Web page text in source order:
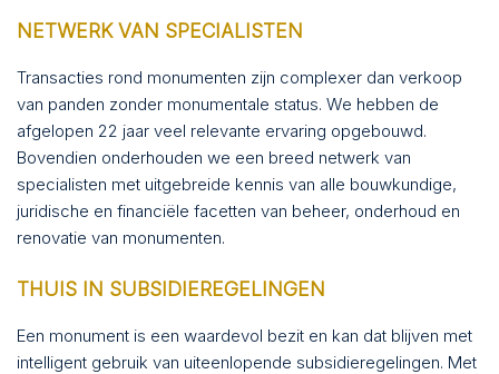
NETWERK VAN SPECIALISTEN
Transacties rond monumenten zijn complexer dan verkoop
van panden zonder monumentale status. We hebben de
afgelopen 22 jaar veel relevante ervaring opgebouwd.
Bovendien onderhouden we een breed netwerk van
specialisten met uitgebreide kennis van alle bouwkundige,
juridische en financiële facetten van beheer, onderhoud en
renovatie van monumenten.
THUIS IN SUBSIDIEREGELINGEN
Een monument is een waardevol bezit en kan dat blijven met
intelligent gebruik van uiteenlopende subsidieregelingen. Met